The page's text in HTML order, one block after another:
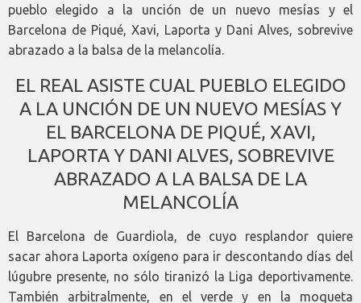
pueblo elegido a la unción de un nuevo mesías y el
Barcelona de Piqué, Xavi, Laporta y Dani Alves, sobrevive
abrazado a la balsa de la melancolía.
EL REAL ASISTE CUAL PUEBLO ELEGIDO
A LA UNCIÓN DE UN NUEVO MESÍAS Y
EL BARCELONA DE PIQUÉ, XAVI,
LAPORTA Y DANI ALVES, SOBREVIVE
ABRAZADO A LA BALSA DE LA
MELANCOLÍA
El Barcelona de Guardiola, de cuyo resplandor quiere
sacar ahora Laporta oxígeno para ir descontando días del
lúgubre presente, no sólo tiranizó la Liga deportivamente.
También arbitralmente, en el verde y en la moqueta